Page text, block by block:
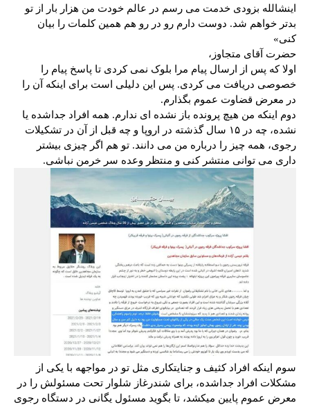
اینشالله بزودی خدمت می رسم در عالم خودت من هزار بار از تو
بدتر خواهم شد. دوست دارم رو در رو هم همین کلمات را بیان
کنی»
حضرت آقای متجاوز،
اولا که پس از ارسال پیام مرا بلوک نمی کردی تا پاسخ پیام را
خصوصی دریافت می کردی. پس این دلیلی است برای اینکه آن را
در معرض قضاوت عموم بگذارم.
دوم اینکه من هیچ پرونده باز نشده ای ندارم. همه افراد جداشده یا
نشده، چه در ۱۵ سال گذشته در اروپا و چه قبل از آن در تشکیلات
رجوی، همه چیز را درباره من می دانند. تو هم اگر چیزی بیشتر
داری می توانی منتشر کنی و منتظر وعده سر خرمن نباشی.
سوم اینکه افراد کثیف و جنایتکاری مثل تو در مواجهه با یکی از
مشکلات افراد جداشده، برای شندرغاز شلوار تحت مسئولش را در
معرض عموم پایین میکشد، تا بگوید مسئول یگانی در دستگاه رجوی